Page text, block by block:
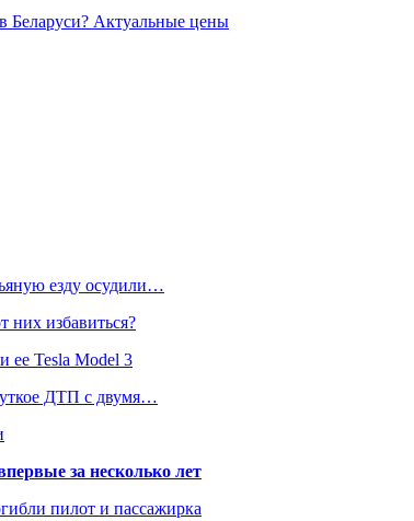
Беларуси? Актуальные цены
езду осудили…
них избавиться?
ее Tesla Model 3
ДТП с двумя…
за несколько лет
пилот и пассажирка